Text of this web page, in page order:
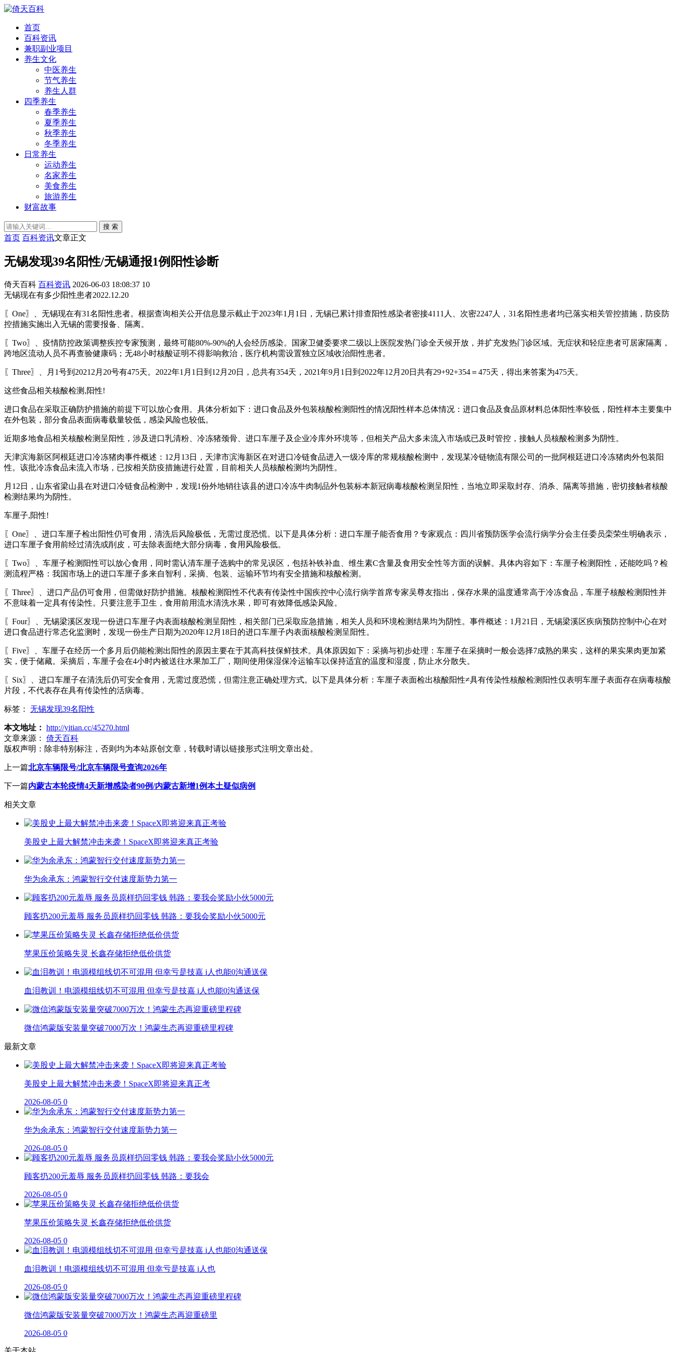
首页
百科资讯
兼职副业项目
养生文化
中医养生
节气养生
养生人群
四季养生
春季养生
夏季养生
秋季养生
冬季养生
日常养生
运动养生
名家养生
美食养生
旅游养生
财富故事
搜 索
首页 百科资讯文章正文
无锡发现39名阳性/无锡通报1例阳性诊断
倚天百科 百科资讯 2026-06-03 18:08:37 10
无锡现在有多少阳性患者2022.12.20
〖One〗、无锡现在有31名阳性患者。根据查询相关公开信息显示截止于2023年1月1日，无锡已累计排查阳性感染者密接4111人、次密2247人，31名阳性患者均已落实相关管控措施，防疫防
控措施实施出入无锡的需要报备、隔离。
〖Two〗、疫情防控政策调整疾控专家预测，最终可能80%-90%的人会经历感染。国家卫健委要求二级以上医院发热门诊全天候开放，并扩充发热门诊区域。无症状和轻症患者可居家隔离，
跨地区流动人员不再查验健康码；无48小时核酸证明不得影响救治，医疗机构需设置独立区域收治阳性患者。
〖Three〗、月1号到20212月20号有475天。2022年1月1日到12月20日，总共有354天，2021年9月1日到2022年12月20日共有29+92+354＝475天，得出来答案为475天。
这些食品相关核酸检测,阳性!
进口食品在采取正确防护措施的前提下可以放心食用。具体分析如下：进口食品及外包装核酸检测阳性的情况阳性样本总体情况：进口食品及食品原材料总体阳性率较低，阳性样本主要集中
在外包装，部分食品表面病毒载量较低，感染风险也较低。
近期多地食品相关核酸检测呈阳性，涉及进口乳清粉、冷冻猪颈骨、进口车厘子及企业冷库外环境等，但相关产品大多未流入市场或已及时管控，接触人员核酸检测多为阴性。
天津滨海新区阿根廷进口冷冻猪肉事件概述：12月13日，天津市滨海新区在对进口冷链食品进入一级冷库的常规核酸检测中，发现某冷链物流有限公司的一批阿根廷进口冷冻猪肉外包装阳
性。该批冷冻食品未流入市场，已按相关防疫措施进行处置，目前相关人员核酸检测均为阴性。
月12日，山东省梁山县在对进口冷链食品检测中，发现1份外地销往该县的进口冷冻牛肉制品外包装标本新冠病毒核酸检测呈阳性，当地立即采取封存、消杀、隔离等措施，密切接触者核酸
检测结果均为阴性。
车厘子,阳性!
〖One〗、进口车厘子检出阳性仍可食用，清洗后风险极低，无需过度恐慌。以下是具体分析：进口车厘子能否食用？专家观点：四川省预防医学会流行病学分会主任委员栾荣生明确表示，
进口车厘子食用前经过清洗或削皮，可去除表面绝大部分病毒，食用风险极低。
〖Two〗、车厘子检测阳性可以放心食用，同时需认清车厘子选购中的常见误区，包括补铁补血、维生素C含量及食用安全性等方面的误解。具体内容如下：车厘子检测阳性，还能吃吗？检
测流程严格：我国市场上的进口车厘子多来自智利，采摘、包装、运输环节均有安全措施和核酸检测。
〖Three〗、进口产品仍可食用，但需做好防护措施。核酸检测阳性不代表有传染性中国疾控中心流行病学首席专家吴尊友指出，保存水果的温度通常高于冷冻食品，车厘子核酸检测阳性并
不意味着一定具有传染性。只要注意手卫生，食用前用流水清洗水果，即可有效降低感染风险。
〖Four〗、无锡梁溪区发现一份进口车厘子内表面核酸检测呈阳性，相关部门已采取应急措施，相关人员和环境检测结果均为阴性。事件概述：1月21日，无锡梁溪区疾病预防控制中心在对
进口食品进行常态化监测时，发现一份生产日期为2020年12月18日的进口车厘子内表面核酸检测呈阳性。
〖Five〗、车厘子在经历一个多月后仍能检测出阳性的原因主要在于其高科技保鲜技术。具体原因如下：采摘与初步处理：车厘子在采摘时一般会选择7成熟的果实，这样的果实果肉更加紧
实，便于储藏。采摘后，车厘子会在4小时内被送往水果加工厂，期间使用保湿保冷运输车以保持适宜的温度和湿度，防止水分散失。
〖Six〗、进口车厘子在清洗后仍可安全食用，无需过度恐慌，但需注意正确处理方式。以下是具体分析：车厘子表面检出核酸阳性≠具有传染性核酸检测阳性仅表明车厘子表面存在病毒核酸
片段，不代表存在具有传染性的活病毒。
标签： 无锡发现39名阳性
本文地址： http://yitian.cc/45270.html
文章来源：
倚天百科
版权声明： 除非特别标注，否则均为本站原创文章，转载时请以链接形式注明文章出处。
上一篇北京车辆限号/北京车辆限号查询2026年
下一篇内蒙古本轮疫情4天新增感染者90例/内蒙古新增1例本土疑似病例
相关文章
美股史上最大解禁冲击来袭！SpaceX即将迎来真正考验
华为余承东：鸿蒙智行交付速度新势力第一
顾客扔200元羞辱 服务员原样扔回零钱 韩路：要我会奖励小伙5000元
苹果压价策略失灵 长鑫存储拒绝低价供货
血泪教训！电源模组线切不可混用 但幸亏是技嘉 i人也能0沟通送保
微信鸿蒙版安装量突破7000万次！鸿蒙生态再迎重磅里程碑
最新文章
美股史上最大解禁冲击来袭！SpaceX即将迎来真正考
2026-08-05 0
华为余承东：鸿蒙智行交付速度新势力第一
2026-08-05 0
顾客扔200元羞辱 服务员原样扔回零钱 韩路：要我会
2026-08-05 0
苹果压价策略失灵 长鑫存储拒绝低价供货
2026-08-05 0
血泪教训！电源模组线切不可混用 但幸亏是技嘉 i人也
2026-08-05 0
微信鸿蒙版安装量突破7000万次！鸿蒙生态再迎重磅里
2026-08-05 0